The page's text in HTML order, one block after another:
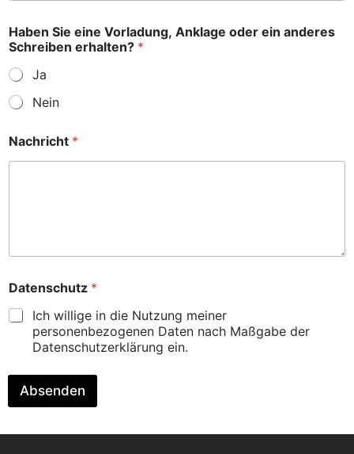
Haben Sie eine Vorladung, Anklage oder ein anderes
Schreiben erhalten? *
Ja
Nein
a
b
k
l
a
g
Nachricht *
Datenschutz *
Ich willige in die Nutzung meiner
personenbezogenen Daten nach Maßgabe der
Datenschutzerklärung ein.
Absenden